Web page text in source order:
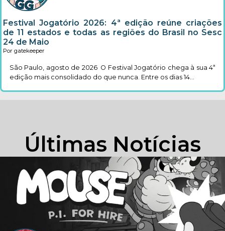
Festival Jogatório 2026: 4ª edição reúne criações
de 11 estados e todas as regiões do Brasil no Sesc
24 de Maio
Por gatekeeper
São Paulo, agosto de 2026 O Festival Jogatório chega à sua 4ª
edição mais consolidado do que nunca. Entre os dias 14...
Últimas Notícias